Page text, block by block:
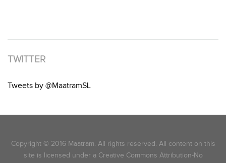
TWITTER
Tweets by @MaatramSL
Copyright © 2016 Maatram. All rights reserved. All content on this
site is licensed under a Creative Commons Attribution-No